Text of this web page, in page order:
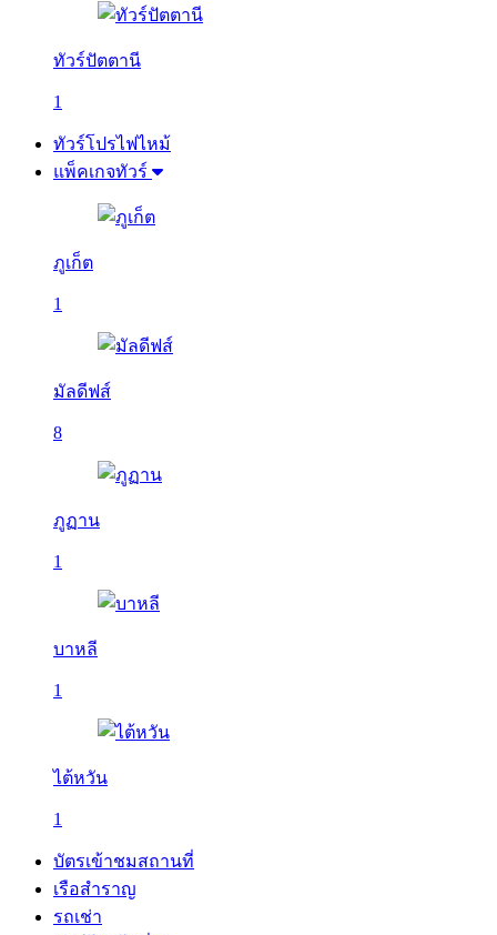
ทัวร์ปัตตานี
1
ทัวร์โปรไฟไหม้
แพ็คเกจทัวร์
ภูเก็ต
1
มัลดีฟส์
8
ภูฏาน
1
บาหลี
1
ไต้หวัน
1
บัตรเข้าชมสถานที่
เรือสำราญ
รถเช่า